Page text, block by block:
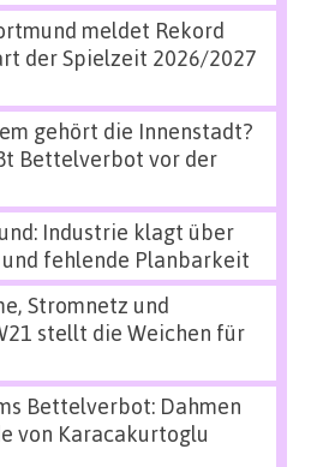
meldet Rekord
der Spielzeit 2026/2027
gehört die Innenstadt?
Bettelverbot vor der
Industrie klagt über
fehlende Planbarkeit
Stromnetz und
stellt die Weichen für
Bettelverbot: Dahmen
von Karacakurtoglu